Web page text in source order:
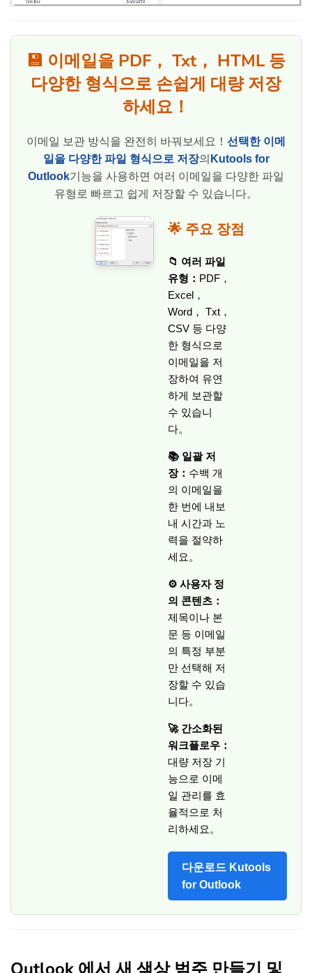
💾 이메일을 PDF， Txt， HTML 등
다양한 형식으로 손쉽게 대량 저장
하세요！
이메일 보관 방식을 완전히 바꿔보세요！ 선택한 이메
일을 다양한 파일 형식으로 저장의 Kutools for
Outlook기능을 사용하면 여러 이메일을 다양한 파일
유형로 빠르고 쉽게 저장할 수 있습니다。
🌟 주요 장점
📁 여러 파일
유형： PDF，
Excel，
Word， Txt，
CSV 등 다양
한 형식으로
이메일을 저
장하여 유연
하게 보관할
수 있습니
다。
📚 일괄 저
장： 수백 개
의 이메일을
한 번에 내보
내 시간과 노
력을 절약하
세요。
⚙️ 사용자 정
의 콘텐츠：
제목이나 본
문 등 이메일
의 특정 부분
만 선택해 저
장할 수 있습
니다。
🚀 간소화된
워크플로우：
대량 저장 기
능으로 이메
일 관리를 효
율적으로 처
리하세요。
다운로드 Kutools
for Outlook